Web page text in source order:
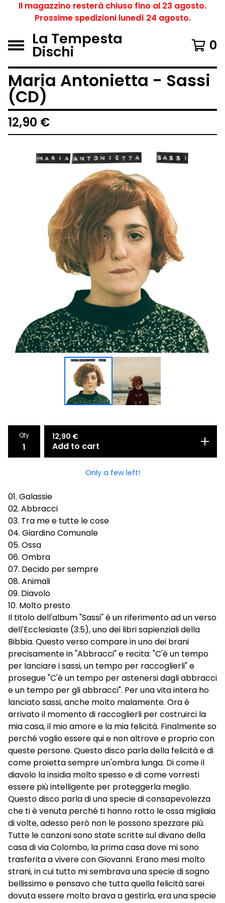
Il magazzino resterà chiuso fino al 23 agosto.
Prossime spedizioni lunedì 24 agosto.
La Tempesta
Dischi 0
Maria Antonietta - Sassi
(CD)
12,90 €
Qty 12,90 €
Add to cart
Only a few left!
01. Galassie
02. Abbracci
03. Tra me e tutte le cose
04. Giardino Comunale
05. Ossa
06. Ombra
07. Decido per sempre
08. Animali
09. Diavolo
10. Molto presto
Il titolo dell'album "Sassi" è un riferimento ad un verso
dell'Ecclesiaste (3:5), uno dei libri sapienziali della
Bibbia. Questo verso compare in uno dei brani
precisamente in "Abbracci" e recita: "C'è un tempo
per lanciare i sassi, un tempo per raccoglierli" e
prosegue "C'è un tempo per astenersi dagli abbracci
e un tempo per gli abbracci". Per una vita intera ho
lanciato sassi, anche molto malamente. Ora è
arrivato il momento di raccoglierli per costruirci la
mia casa, il mio amore e la mia felicità. Finalmente so
perché voglio essere qui e non altrove e proprio con
queste persone. Questo disco parla della felicità e di
come proietta sempre un'ombra lunga. Di come il
diavolo la insidia molto spesso e di come vorresti
essere più intelligente per proteggerla meglio.
Questo disco parla di una specie di consapevolezza
che ti è venuta perché ti hanno rotto le ossa migliaia
di volte, adesso però non le possono spezzare più.
Tutte le canzoni sono state scritte sul divano della
casa di via Colombo, la prima casa dove mi sono
trasferita a vivere con Giovanni. Erano mesi molto
strani, in cui tutto mi sembrava una specie di sogno
bellissimo e pensavo che tutta quella felicità sarei
dovuta essere molto brava a gestirla, era una specie